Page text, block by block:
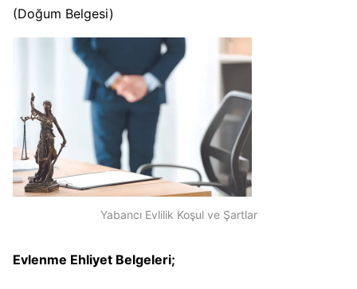
(Doğum Belgesi)
Yabancı Evlilik Koşul ve Şartlar
Evlenme Ehliyet Belgeleri;